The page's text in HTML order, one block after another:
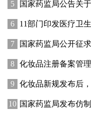
国家药监局公告关
11部门印发医疗卫
国家药监局公开征求《药品
化妆品注册备案管
化妆品新规发布后
国家药监局发布仿